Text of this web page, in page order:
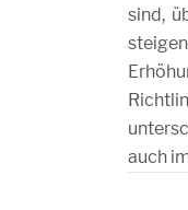
sind,
auch